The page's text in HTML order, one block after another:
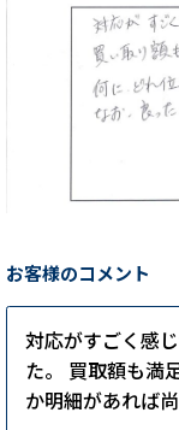
お客様のコメント
対応がすごく感
た。 買取額も満
か明細があれば